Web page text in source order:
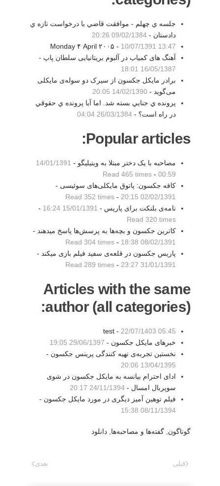
جلسه ي چهلم - موافقت قاضي با درخواست تازه ي
دادستان - 09/02/1384 20:26
Monday ۴ April ۲۰۰۵ - 10/07/1391 13:47
آهنگ های کمیاب در آلبوم بریتانیایی سلطان پاپ -
16/05/1387 18:01
برادر مایکل جکسون از سیرک دو سوله‌ی مایکلی
می‌گوید - 14/02/1390 20:05
پرونده ي جنايي بسته شد. اما آيا پرونده ي حقوقي
در راه است؟ - 26/03/1384 04:04
Popular articles:
مصاحبه با یک دختر مبتلا به ویتیلیگو - 14/01/1391
00:59
-
Read 465 times
کافه جکسون: پاتوق مایکلی‌های سوئیسی -
02/02/1391 20:15
-
Read 352 times
نامه‌ی بلنکت برای پاریس - 15/01/1391 16:24
-
Read 320 times
کاترین جکسون و بچه‌ها به پرسش‌ها پاسخ میدهند -
08/02/1391 18:38
-
Read 304 times
پاریس جکسون در قلعه‌ی سفید فیلم بازی میکند -
31/01/1391 23:27
-
Read 289 times
Articles with the same
author (all categories):
test - 22/07/1403 05:45
خبرهای مایکل جکسون - 29/06/1397 19:05
نخستین تجربه‌ی تهیه کنندگی پرینس جکسون -
13/04/1395 20:06
ادای احترام بیانسه به مایکل جکسون در شوی
سوپربال امسال - 24/11/1394 20:17
فیلم توهین آمیز دیگری در مورد مایکل جکسون -
08/11/1394 15:38
گوناگون گفته‌ها و مصاحبه‌ها دانلود
قبلی بعدی